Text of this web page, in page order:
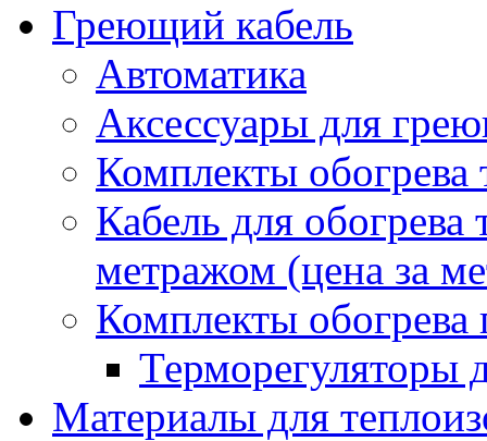
Греющий кабель
Автоматика
Аксессуары для
Комплекты обогрева
Кабель для обогрева
метражом (цена за
Комплекты обогрева
Терморегуляторы
Материалы для